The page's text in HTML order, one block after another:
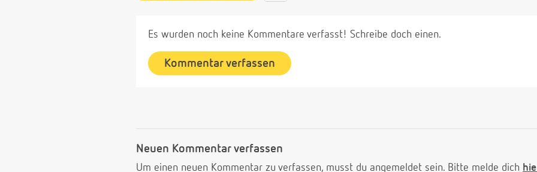
Es wurden noch keine Kommentare verfasst! Schreibe doch einen.
Kommentar verfassen
Neuen Kommentar verfassen
Um einen neuen Kommentar zu verfassen, musst du angemeldet sein. Bitte melde dich